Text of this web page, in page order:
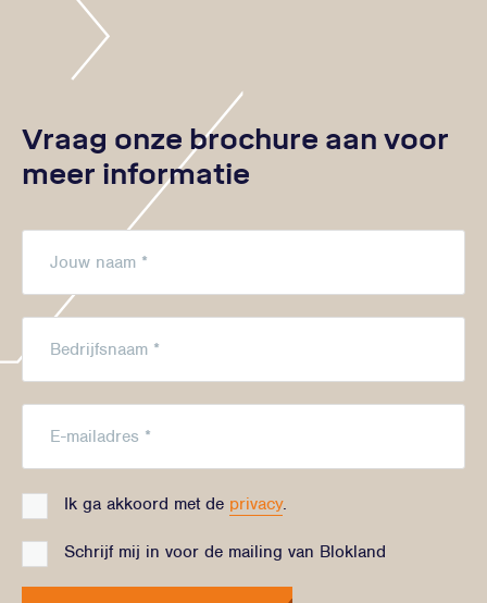
Vraag onze brochure aan voor
meer informatie
Ik ga akkoord met de privacy.
Schrijf mij in voor de mailing van Blokland